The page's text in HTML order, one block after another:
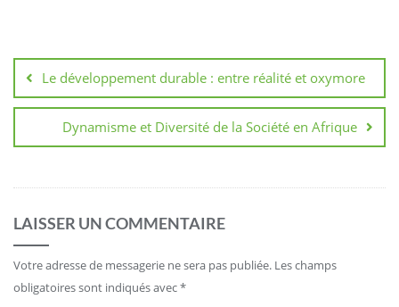
de
l’article
Le développement durable : entre réalité et oxymore
Dynamisme et Diversité de la Société en Afrique
LAISSER UN COMMENTAIRE
Votre adresse de messagerie ne sera pas publiée. Les champs
obligatoires sont indiqués avec*